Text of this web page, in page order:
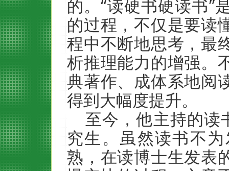
的。“读硬书硬读书”
的过程，不仅是要读
程中不断地思考，最
析推理能力的增强。
典著作、成体系地阅
得到大幅度提升。
至今，他主持的读
究生。虽然读书不
熟，在读博士生发表